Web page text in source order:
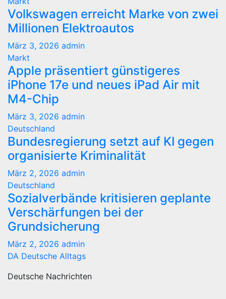
Volkswagen erreicht Marke von zwei
Millionen Elektroautos
März 3, 2026 admin
Markt
Apple präsentiert günstigeres
iPhone 17e und neues iPad Air mit
M4-Chip
März 3, 2026 admin
Deutschland
Bundesregierung setzt auf KI gegen
organisierte Kriminalität
März 2, 2026 admin
Deutschland
Sozialverbände kritisieren geplante
Verschärfungen bei der
Grundsicherung
März 2, 2026 admin
DA Deutsche Alltags
Deutsche Nachrichten